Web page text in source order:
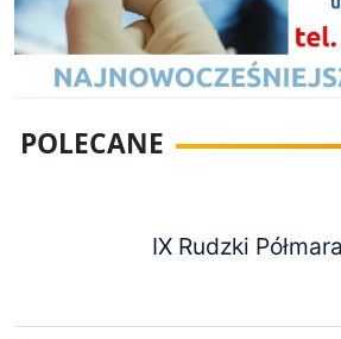
POLECANE
IX Rudzki